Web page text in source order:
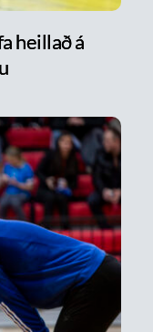
heillað á